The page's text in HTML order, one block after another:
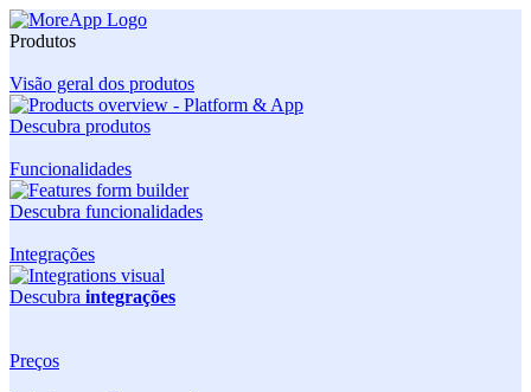
Produtos
Visão geral dos produtos
Descubra produtos
Funcionalidades
Descubra funcionalidades
Integrações
Descubra integrações
Preços